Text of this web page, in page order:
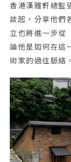
香港漢雅軒總監
談起，分享他們
立也將進一步從
論他是如何在這
術家的過往脈絡。